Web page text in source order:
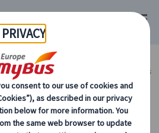
ン (54) マドリード (14)
スペイン 人気観光
界遺産トレド観光午後プ